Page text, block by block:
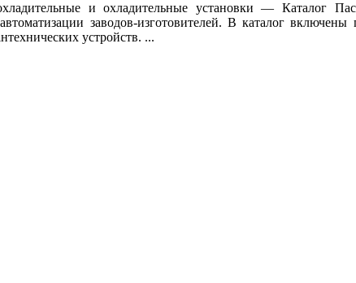
и охладительные установки — Каталог
заводов-изготовителей. В каталог
устройств. ...